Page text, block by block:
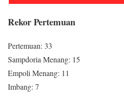
Rekor Pertemuan
Pertemuan: 33
Sampdoria Menang: 15
Empoli Menang: 11
Imbang: 7